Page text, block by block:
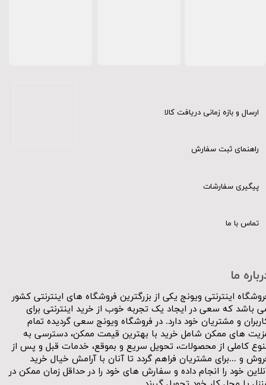
ما
اینترنتی ویونج یکی از بزرگترین فروشگاه های اینترنتی کشور
باشد که سعی در ایجاد یک تجربه خوب از خرید اینترنتی برای
و مشتریان خود دارد. در فروشگاه ویونج سعی گردیده تمام
های ممکن شامل خرید با بهترین قیمت ممکن، دسترسی به
کاملی از محصولات، تحویل سریع و بموقع، خدمات قبل و پس از
و ...برای مشتریان فراهم گردد تا آنان با آرامش خیال خرید
خود را انجام داده و سفارش های خود را در حداقل زمان ممکن در
ارسال و بازه زمانی دریافت کالا
راهنمای ثبت سفارش
پیگیری سفارشات
تماس با ما